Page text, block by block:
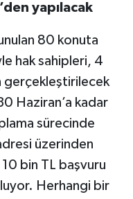
yapılacak
80 konuta
hak sahipleri, 4
gerçekleştirilecek
Haziran’a kadar
sürecinde
üzerinden
10 bin TL başvuru
Herhangi bir